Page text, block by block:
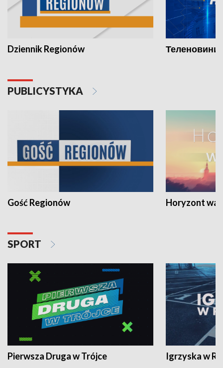
Dziennik Regionów Теленовини
PUBLICYSTYKA
Gość Regionów Horyzont
SPORT
Pierwsza Druga w Trójce Igrzyska w